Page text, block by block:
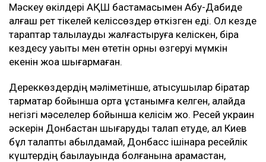
Мәскеу өкілдері АҚШ бастамасымен Абу-Дабиде
алғаш рет тікелей келіссөздер өткізген еді. Ол кезде
тараптар талқылауды жалғастыруға келіскен, бірақ
кездесу уақыты мен өтетін орны өзгеруі мүмкін
екенін жоққа шығармаған.
Дереккөздердің мәліметінше, қатысушылар бірқатар
тармақтар бойынша ортақ ұстанымға келген, алайда
негізгі мәселелер бойынша келісім жоқ. Ресей украин
әскерін Донбастан шығаруды талап етуде, ал Киев
бұл талапты қабылдамай, Донбасс ішінара ресейлік
күштердің бақылауында болғанына қарамастан,